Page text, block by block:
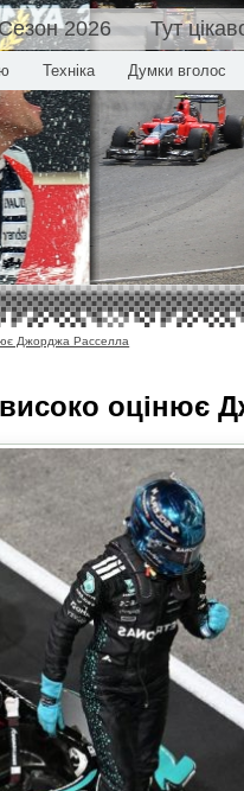
Техніка Думки вголос
2026 Тут
Джорджа Расселла
оцінює